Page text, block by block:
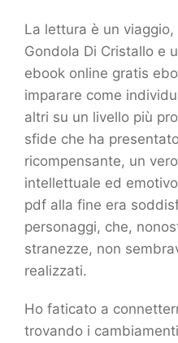
La lettura è un
Gondola Di Cristallo e
ebook online gratis
imparare come
altri su un livello più
sfide che ha
ricompensante, un
intellettuale ed
pdf alla fine era
personaggi, che,
stranezze, non
realizzati.
Ho faticato a
trovando i